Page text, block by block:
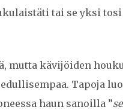
tai se yksi
mutta kävijöiden
Tapoja
haun sanoilla ”